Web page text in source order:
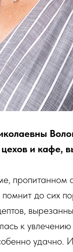
и кафе,
пропитанном
до сих
к